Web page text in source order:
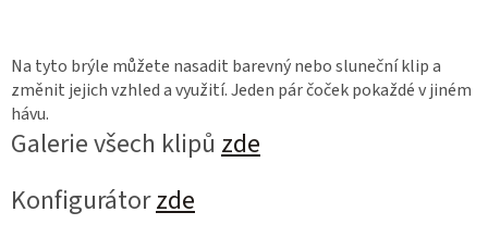
Na tyto brýle můžete nasadit barevný nebo sluneční klip a
změnit jejich vzhled a využití. Jeden pár čoček pokaždé v jiném
hávu.
Galerie všech klipů zde
Konfigurátorzde